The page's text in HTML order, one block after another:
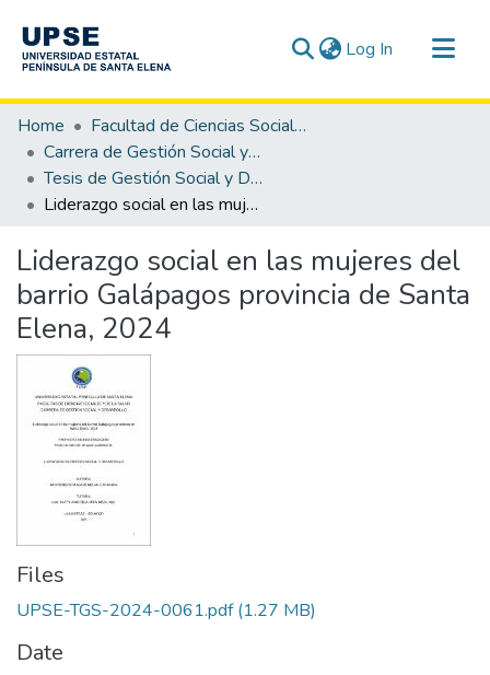
Log In (current)
Communities & Collections
All of DSpace
Statistics
Home
Facultad de Ciencias Sociales y de la Salud
Carrera de Gestión Social y Desarrollo
Tesis de Gestión Social y Desarrollo
Liderazgo social en las mujeres del barrio Galápagos provincia de Santa Elena, 2024
Liderazgo social en las mujeres del
barrio Galápagos provincia de Santa
Elena, 2024
Files
UPSE-TGS-2024-0061.pdf(1.27 MB)
Date